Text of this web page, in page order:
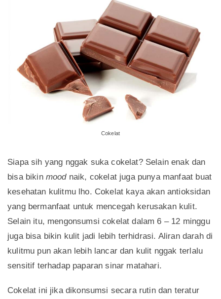
Cokelat
Siapa sih yang nggak suka cokelat? Selain enak dan
bisa bikin mood naik, cokelat juga punya manfaat buat
kesehatan kulitmu lho. Cokelat kaya akan antioksidan
yang bermanfaat untuk mencegah kerusakan kulit.
Selain itu, mengonsumsi cokelat dalam 6 – 12 minggu
juga bisa bikin kulit jadi lebih terhidrasi. Aliran darah di
kulitmu pun akan lebih lancar dan kulit nggak terlalu
sensitif terhadap paparan sinar matahari.
Cokelat ini jika dikonsumsi secara rutin dan teratur